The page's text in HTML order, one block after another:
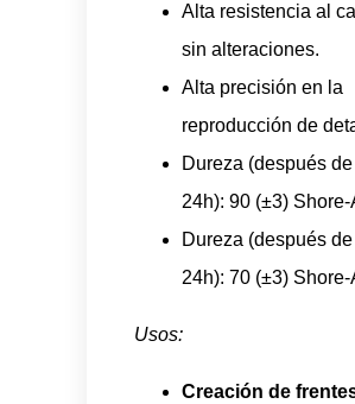
Alta resistencia al
sin alteraciones.
Alta precisión en la
reproducción de
Dureza (después de
24h): 90 (±3) Shore-
Dureza (después de
24h): 70 (±3) Shore-
Usos:
Creación de